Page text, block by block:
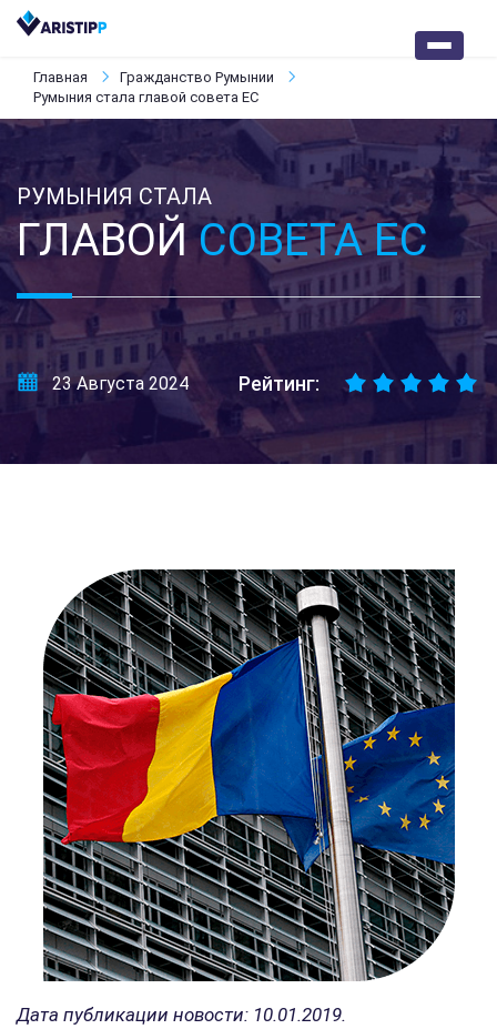
Главная
Гражданство Румынии
Румыния стала главой совета ЕС
РУМЫНИЯ СТАЛА
ГЛАВОЙСОВЕТА ЕС
23 Августа 2024 Рейтинг:
Дата публикации новости: 10.01.2019.